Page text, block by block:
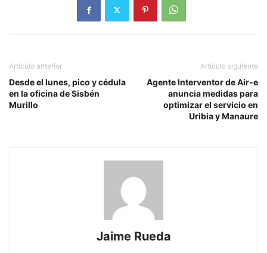
Artículo anterior
Desde el lunes, pico y cédula
en la oficina de Sisbén
Murillo
Artículo siguiente
Agente Interventor de Air-e
anuncia medidas para
optimizar el servicio en
Uribia y Manaure
Jaime Rueda